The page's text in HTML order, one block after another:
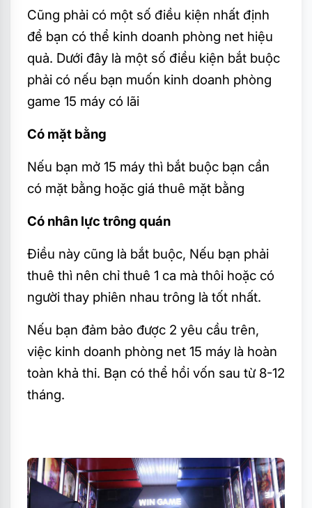
Cũng phải có một số điều kiện nhất định
để bạn có thể kinh doanh phòng net hiệu
quả. Dưới đây là một số điều kiện bắt buộc
phải có nếu bạn muốn kinh doanh phòng
game 15 máy có lãi
Có mặt bằng
Nếu bạn mở 15 máy thì bắt buộc bạn cần
có mặt bằng hoặc giá thuê mặt bằng
Có nhân lực trông quán
Điều này cũng là bắt buộc, Nếu bạn phải
thuê thì nên chỉ thuê 1 ca mà thôi hoặc có
người thay phiên nhau trông là tốt nhất.
Nếu bạn đảm bảo được 2 yêu cầu trên,
việc kinh doanh phòng net 15 máy là hoàn
toàn khả thi. Bạn có thể hồi vốn sau từ 8-12
tháng.